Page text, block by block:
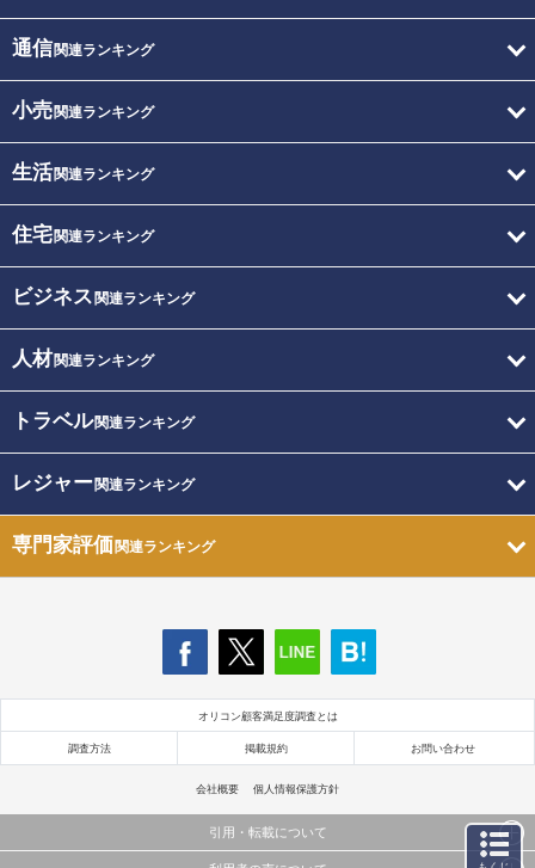
通信関連ランキング
小売関連ランキング
生活関連ランキング
住宅関連ランキング
ビジネス 関連ランキング
人材関連ランキング
トラベル関連ランキング
レジャー関連ランキング
専門家評価関連ランキング
オリコン顧客満足度調査とは
調査方法 掲載規約 お問い合わせ
会社概要 個人情報保護方針
引用・転載について